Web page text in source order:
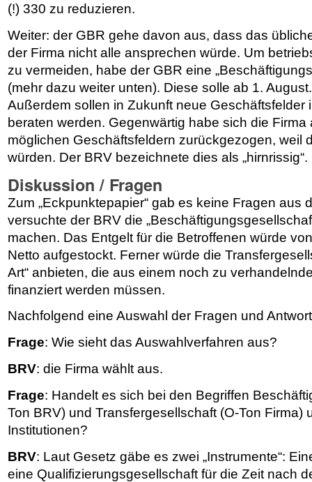
(!) 330 zu reduzieren.
Weiter: der GBR gehe davon aus, dass das
der Firma nicht alle ansprechen würde. Um
zu vermeiden, habe der GBR eine
(mehr dazu weiter unten). Diese solle ab 1.
Außerdem sollen in Zukunft neue Geschäftsfelder
beraten werden. Gegenwärtig habe sich die
möglichen Geschäftsfeldern zurückgezogen, weil
würden. Der BRV bezeichnete dies als „hirnrissig“.
Diskussion / Fragen
Zum „Eckpunktepapier“ gab es keine Fragen aus
versuchte der BRV die
machen. Das Entgelt für die Betroffenen würde
Netto aufgestockt. Ferner würde die
Art“ anbieten, die aus einem noch zu
finanziert werden müssen.
Nachfolgend eine Auswahl der Fragen und
Frage: Wie sieht das Auswahlverfahren aus?
BRV: die Firma wählt aus.
Frage: Handelt es sich bei den Begriffen
Ton BRV) und Transfergesellschaft (O-Ton Firma)
Institutionen?
BRV: Laut Gesetz gäbe es zwei „Instrumente“:
eine Qualifizierungsgesellschaft für die Zeit nach